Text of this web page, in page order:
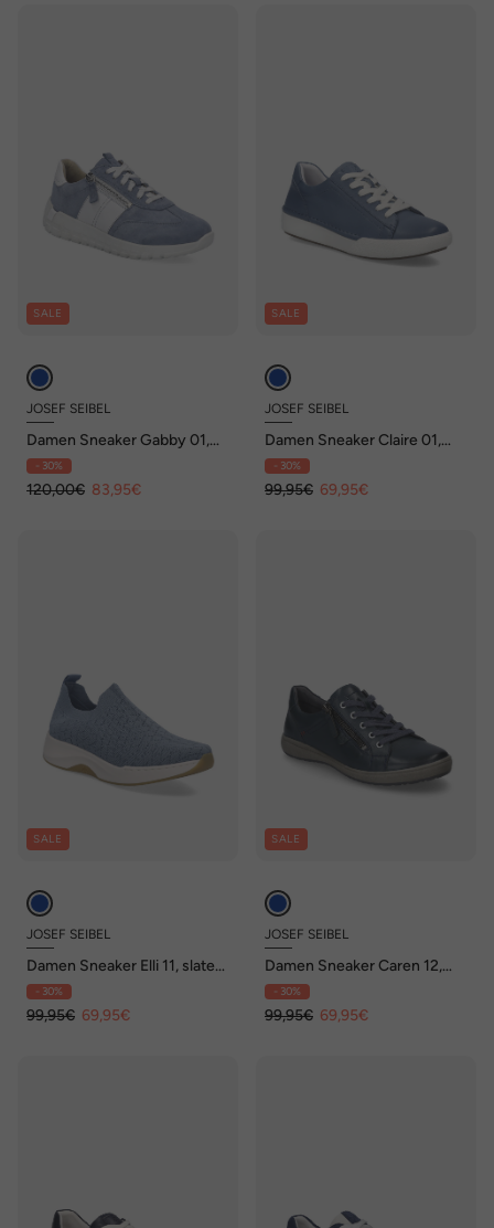
SALE
JOSEF SEIBEL
Damen Sneaker Gabby 01,
slate blue-kombi
- 30%
120,00€ 83,95€
SALE
JOSEF SEIBEL
Damen Sneaker Claire 01,
slate blue
- 30%
99,95€ 69,95€
SALE
JOSEF SEIBEL
Damen Sneaker Elli 11, slate
blue
- 30%
99,95€ 69,95€
SALE
JOSEF SEIBEL
Damen Sneaker Caren 12,
ocean
- 30%
99,95€ 69,95€